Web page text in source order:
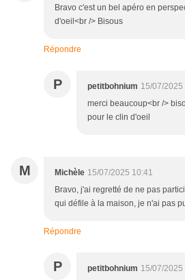
Bravo c'est un bel apéro en
d'oeil<br /> Bisous
Répondre
P petitbohnium 15/07/2025
merci beaucoup<br />
pour le clin d'oeil
M Michèle 15/07/2025 10:41
Bravo, j'ai regretté de ne pas
qui défile à la maison, je n'ai pas
Répondre
P petitbohnium 15/07/2025